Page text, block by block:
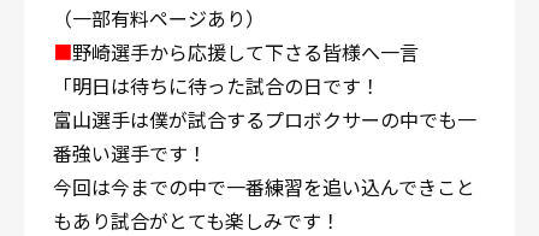
（一部有料ページあり）
■野崎選手から応援して下さる皆様へ一言
「明日は待ちに待った試合の日です！
富山選手は僕が試合するプロボクサーの中でも一
番強い選手です！
今回は今までの中で一番練習を追い込んできこと
もあり試合がとても楽しみです！